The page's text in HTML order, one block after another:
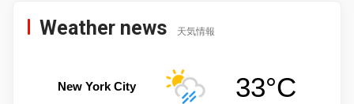
Weather news 天気情報
New York City 33°C